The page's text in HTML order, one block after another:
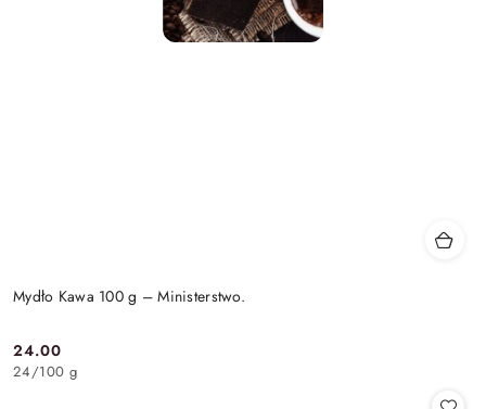
Mydło Kawa 100 g – Ministerstwo.
Cena:
24.00
24/100 g